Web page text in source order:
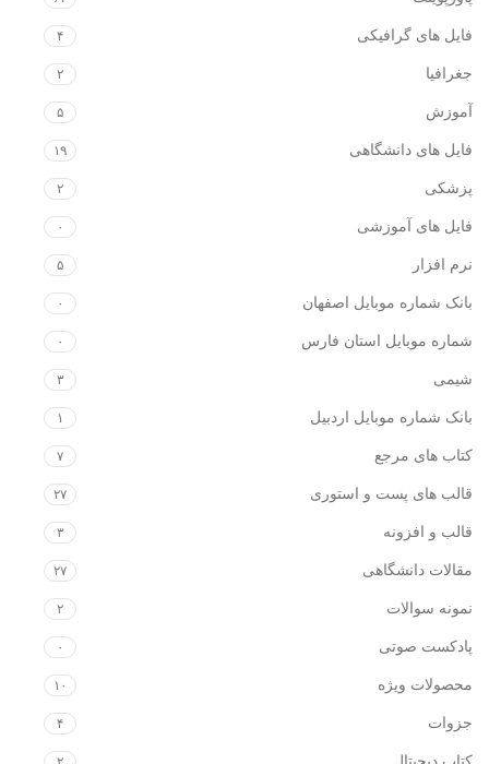
فایل های گرافیکی ۴
جغرافیا ۲
آموزش ۵
فایل های دانشگاهی ۱۹
پزشکی ۲
فایل های آموزشی ۰
نرم افزار ۵
بانک شماره موبایل اصفهان ۰
شماره موبایل استان فارس ۰
شیمی ۳
بانک شماره موبایل اردبیل ۱
کتاب های مرجع ۷
قالب های پست و استوری ۲۷
قالب و افزونه ۳
مقالات دانشگاهی ۲۷
نمونه سوالات ۲
پادکست صوتی ۰
محصولات ویژه ۱۰
جزوات ۴
کتاب دیجیتال